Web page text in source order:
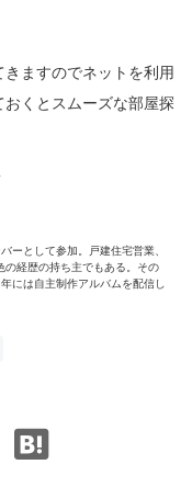
ますのでネットを利用
くとスムーズな部屋探
ーとして参加。戸建住宅営業、
の経歴の持ち主でもある。その
には自主制作アルバムを配信し